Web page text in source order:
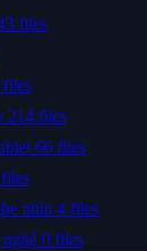
files
files
214 files
66 files
nhìn 4 files
0 files